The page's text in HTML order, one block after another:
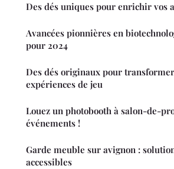
Des dés uniques pour enrichir vos
Avancées pionnières en
pour 2024
Des dés originaux pour
expériences de jeu
Louez un photobooth à salon-de-
événements !
Garde meuble sur avignon :
accessibles